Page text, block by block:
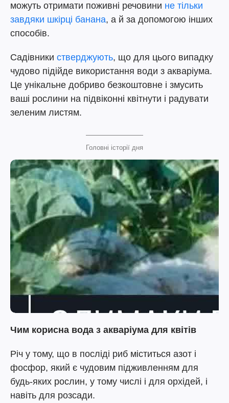
можуть отримати поживні речовини не тільки
завдяки шкірці банана, а й за допомогою інших
способів.
Садівники стверджують, що для цього випадку
чудово підійде використання води з акваріума.
Це унікальне добриво безкоштовне і змусить
ваші рослини на підвіконні квітнути і радувати
зеленим листям.
Головні історії дня
Чим корисна вода з акваріума для квітів
Річ у тому, що в посліді риб міститься азот і
фосфор, який є чудовим підживленням для
будь-яких рослин, у тому числі і для орхідей, і
навіть для розсади.